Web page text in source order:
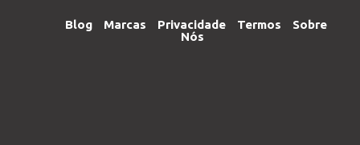
Blog Marcas Privacidade Termos
Sobre
Nós